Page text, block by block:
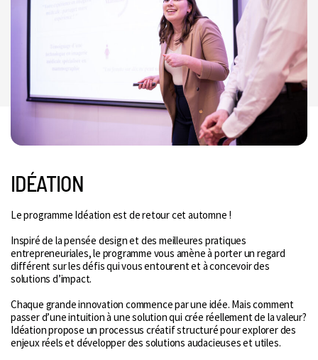
IDÉATION
Le programme Idéation est de retour cet automne !
Inspiré de la pensée design et des meilleures pratiques
entrepreneuriales, le programme vous amène à porter un regard
différent sur les défis qui vous entourent et à concevoir des
solutions d’impact.
Chaque grande innovation commence par une idée. Mais comment
passer d’une intuition à une solution qui crée réellement de la valeur?
Idéation propose un processus créatif structuré pour explorer des
enjeux réels et développer des solutions audacieuses et utiles.